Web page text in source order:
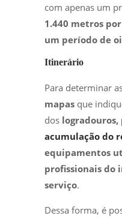
com apenas um
1.440 metros
um período de
Itinerário
Para determinar
mapas que
dos logradouros,
acumulação do
equipamentos
profissionais do
serviço.
Dessa forma, é